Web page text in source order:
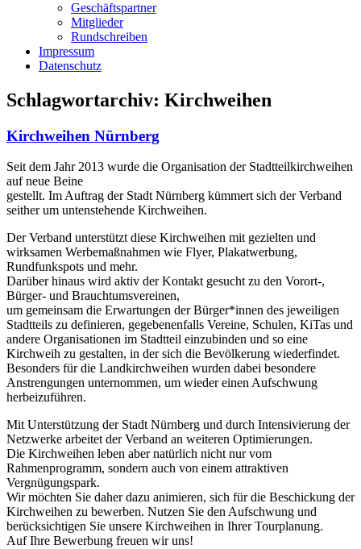
Geschäftspartner
Mitglieder
Rundschreiben
Impressum
Datenschutz
Schlagwortarchiv: Kirchweihen
Kirchweihen Nürnberg
Seit dem Jahr 2013 wurde die Organisation der Stadtteilkirchweihen
auf neue Beine
gestellt. Im Auftrag der Stadt Nürnberg kümmert sich der Verband
seither um untenstehende Kirchweihen.
Der Verband unterstützt diese Kirchweihen mit gezielten und
wirksamen Werbemaßnahmen wie Flyer, Plakatwerbung,
Rundfunkspots und mehr.
Darüber hinaus wird aktiv der Kontakt gesucht zu den Vorort-,
Bürger- und Brauchtumsvereinen,
um gemeinsam die Erwartungen der Bürger*innen des jeweiligen
Stadtteils zu definieren, gegebenenfalls Vereine, Schulen, KiTas und
andere Organisationen im Stadtteil einzubinden und so eine
Kirchweih zu gestalten, in der sich die Bevölkerung wiederfindet.
Besonders für die Landkirchweihen wurden dabei besondere
Anstrengungen unternommen, um wieder einen Aufschwung
herbeizuführen.
Mit Unterstützung der Stadt Nürnberg und durch Intensivierung der
Netzwerke arbeitet der Verband an weiteren Optimierungen.
Die Kirchweihen leben aber natürlich nicht nur vom
Rahmenprogramm, sondern auch von einem attraktiven
Vergnügungspark.
Wir möchten Sie daher dazu animieren, sich für die Beschickung der
Kirchweihen zu bewerben. Nutzen Sie den Aufschwung und
berücksichtigen Sie unsere Kirchweihen in Ihrer Tourplanung.
Auf Ihre Bewerbung freuen wir uns!